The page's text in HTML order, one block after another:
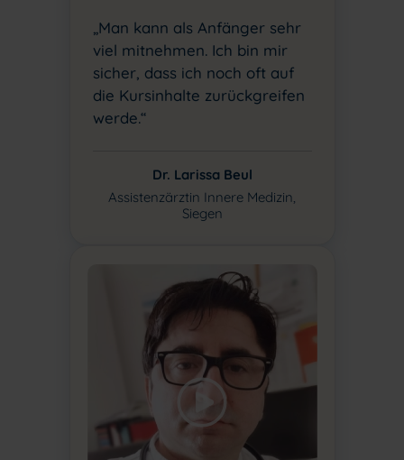
„Man kann als Anfänger sehr
viel mitnehmen. Ich bin mir
sicher, dass ich noch oft auf
die Kursinhalte zurückgreifen
werde.“
Dr. Larissa Beul
Assistenzärztin Innere Medizin,
Siegen